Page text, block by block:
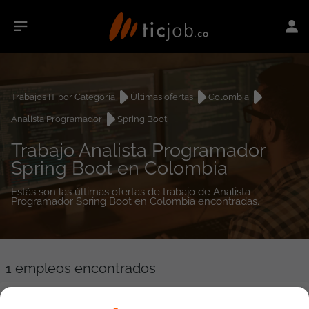
Trabajos IT por Categoría Últimas ofertas
Colombia
Analista Programador
Spring Boot
Trabajo Analista Programador
Spring Boot en Colombia
Estás son las últimas ofertas de trabajo de Analista
Programador Spring Boot en Colombia encontradas.
1 empleos encontrados